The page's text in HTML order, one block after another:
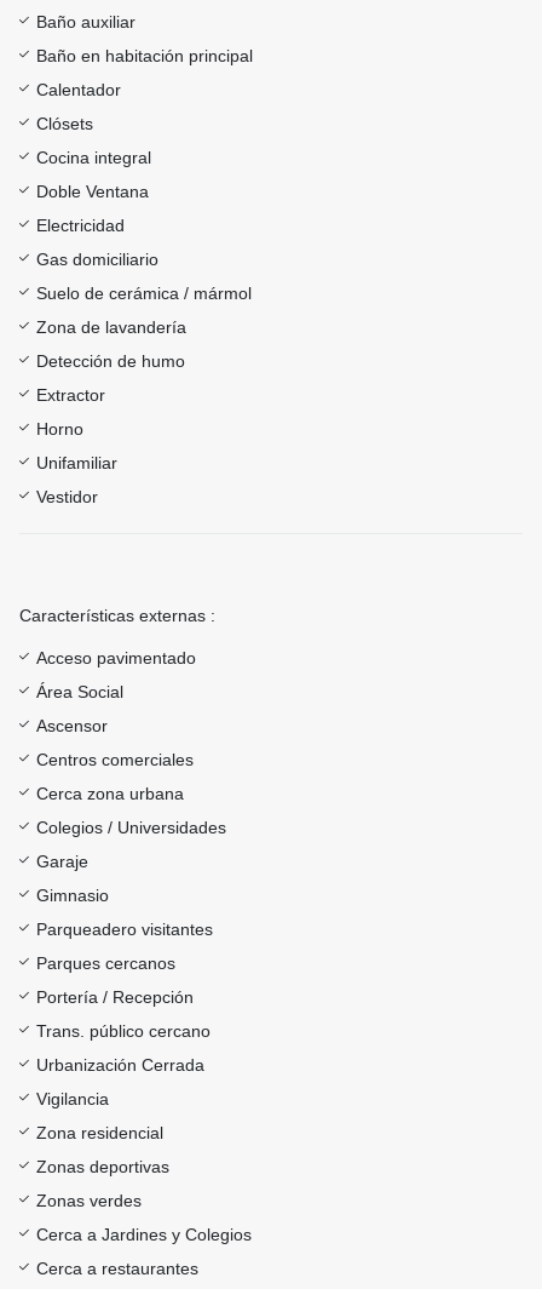
Baño auxiliar
Baño en habitación principal
Calentador
Clósets
Cocina integral
Doble Ventana
Electricidad
Gas domiciliario
Suelo de cerámica / mármol
Zona de lavandería
Detección de humo
Extractor
Horno
Unifamiliar
Vestidor
Características externas :
Acceso pavimentado
Área Social
Ascensor
Centros comerciales
Cerca zona urbana
Colegios / Universidades
Garaje
Gimnasio
Parqueadero visitantes
Parques cercanos
Portería / Recepción
Trans. público cercano
Urbanización Cerrada
Vigilancia
Zona residencial
Zonas deportivas
Zonas verdes
Cerca a Jardines y Colegios
Cerca a restaurantes